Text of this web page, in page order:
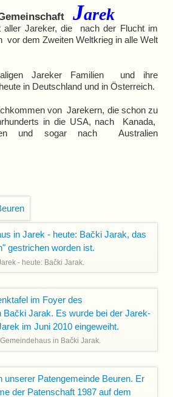
Jarek
aller Jareker, die nach der Flucht im
vor dem Zweiten Weltkrieg in alle Welt
Jareker Familien und ihre
in Deutschland und in Österreich.
vonJarekern, die schon zu
in die USA, nach
Kanada,
und sogar nach Australien
- heute: Bački Jarak.
in Bački Jarak.